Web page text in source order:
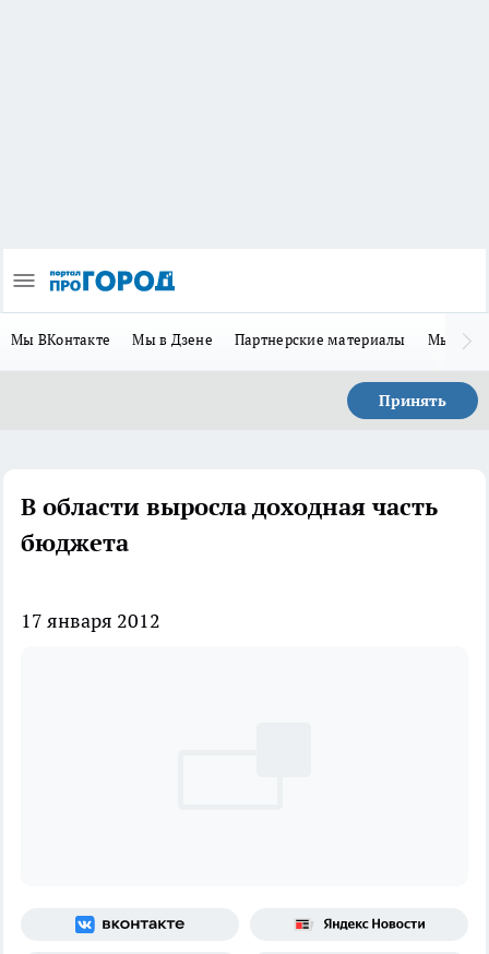
Мы ВКонтакте Мы в Дзене Партнерские материалы Мы в
Принять
В области выросла доходная часть
бюджета
17 января 2012